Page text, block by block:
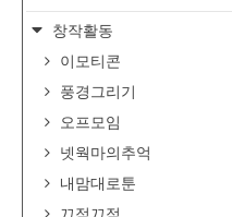
창작활동
이모티콘
풍경그리기
오프모임
넷웍마의추억
내맘대로툰